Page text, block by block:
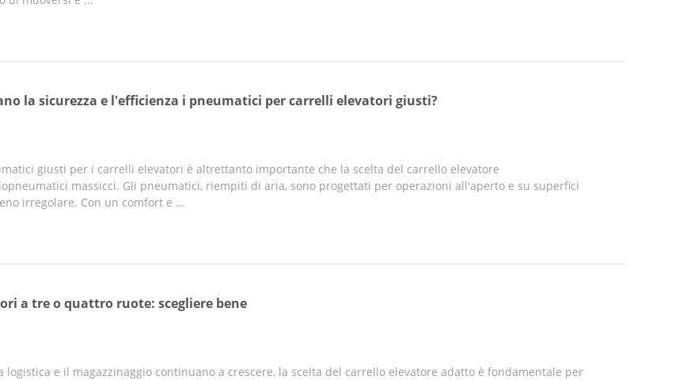
la sicurezza e l'efficienza i pneumatici per carrelli elevatori giusti?
giusti per i carrelli elevatori è altrettanto importante che la scelta del carrello elevatore
massicci. Gli pneumatici, riempiti di aria, sono progettati per operazioni all'aperto e su superfici
irregolare. Con un comfort e ...
a tre o quattro ruote: scegliere bene
logistica e il magazzinaggio continuano a crescere, la scelta del carrello elevatore adatto è fondamentale per